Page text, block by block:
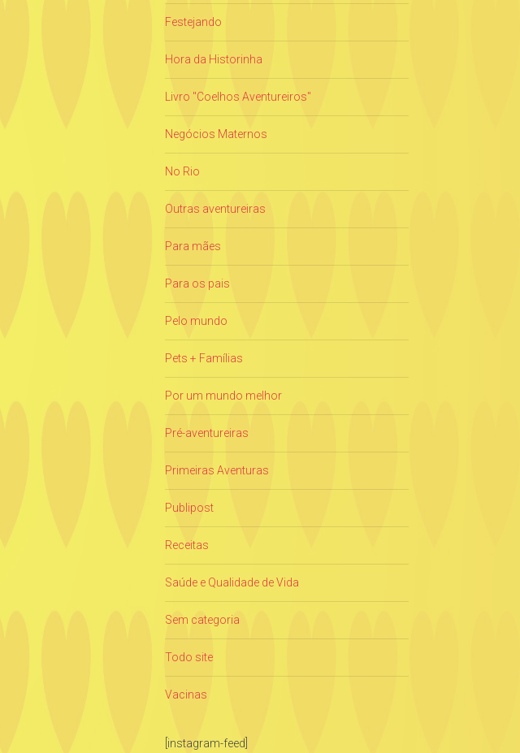
Festejando
Hora da Historinha
Livro "Coelhos Aventureiros"
Negócios Maternos
No Rio
Outras aventureiras
Para mães
Para os pais
Pelo mundo
Pets + Famílias
Por um mundo melhor
Pré-aventureiras
Primeiras Aventuras
Publipost
Receitas
Saúde e Qualidade de Vida
Sem categoria
Todo site
Vacinas
[instagram-feed]